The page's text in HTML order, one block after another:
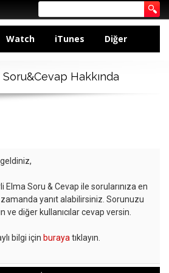
Watch iTunes Diğer
Soru&Cevap Hakkında
Elma Soru & Cevap ile sorularınıza en
zamanda yanıt alabilirsiniz. Sorunuzu
ve diğer kullanıcılar cevap versin.
bilgi için buraya tıklayın.